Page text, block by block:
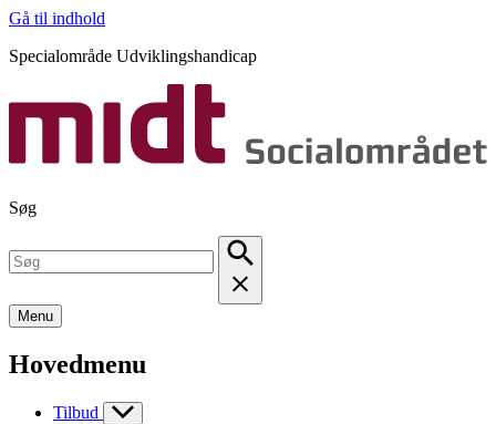
Gå til indhold
Specialområde Udviklingshandicap
Søg
Menu
Hovedmenu
Tilbud